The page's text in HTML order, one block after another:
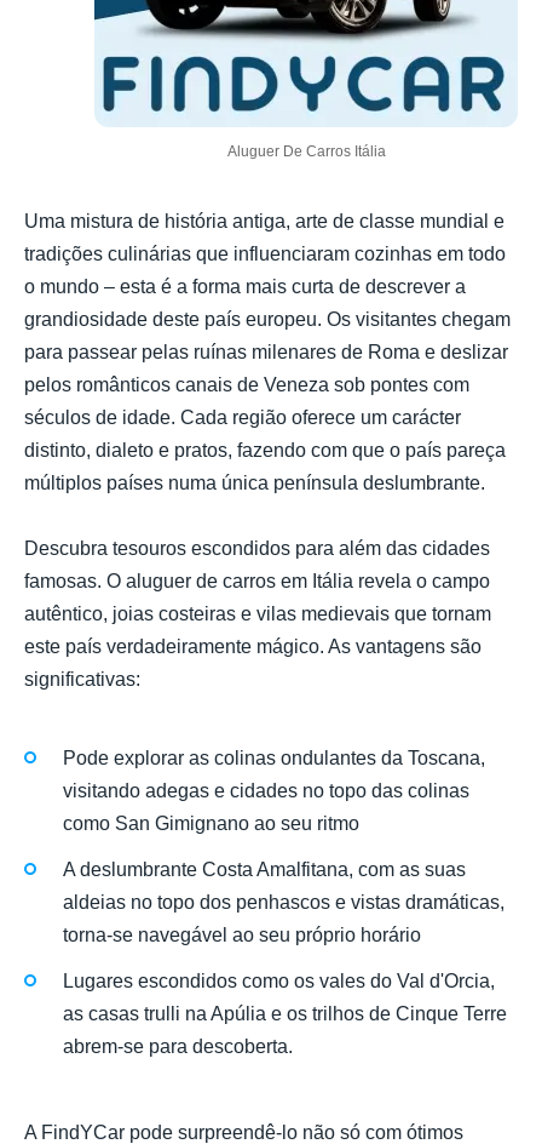
Aluguer De Carros Itália
Uma mistura de história antiga, arte de classe mundial e
tradições culinárias que influenciaram cozinhas em todo
o mundo – esta é a forma mais curta de descrever a
grandiosidade deste país europeu. Os visitantes chegam
para passear pelas ruínas milenares de Roma e deslizar
pelos românticos canais de Veneza sob pontes com
séculos de idade. Cada região oferece um carácter
distinto, dialeto e pratos, fazendo com que o país pareça
múltiplos países numa única península deslumbrante.
Descubra tesouros escondidos para além das cidades
famosas. O aluguer de carros em Itália revela o campo
autêntico, joias costeiras e vilas medievais que tornam
este país verdadeiramente mágico. As vantagens são
significativas:
Pode explorar as colinas ondulantes da Toscana,
visitando adegas e cidades no topo das colinas
como San Gimignano ao seu ritmo
A deslumbrante Costa Amalfitana, com as suas
aldeias no topo dos penhascos e vistas dramáticas,
torna-se navegável ao seu próprio horário
Lugares escondidos como os vales do Val d'Orcia,
as casas trulli na Apúlia e os trilhos de Cinque Terre
abrem-se para descoberta.
A FindYCar pode surpreendê-lo não só com ótimos